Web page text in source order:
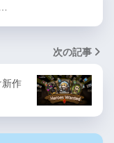
次の記事
新作